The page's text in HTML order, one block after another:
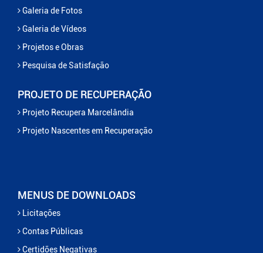
Galeria de Fotos
Galeria de Vídeos
Projetos e Obras
Pesquisa de Satisfação
PROJETO DE RECUPERAÇÃO
Projeto Recupera Marcelândia
Projeto Nascentes em Recuperação
MENUS DE DOWNLOADS
Licitações
Contas Públicas
Certidões Negativas